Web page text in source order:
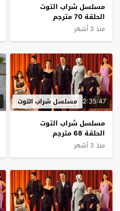
مسلسل شراب التوت
الحلقة 70 مترجم
منذ 3 أشهر
2:35:47 مسلسل شراب التوت
مسلسل شراب التوت
الحلقة 68 مترجم
منذ 3 أشهر